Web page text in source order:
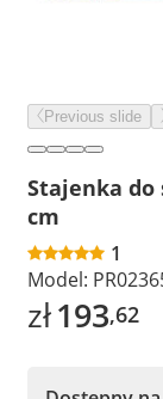
Previous slide
Stajenka do
cm
1
Model:
zł193,62